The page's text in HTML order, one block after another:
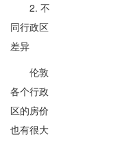
2. 不
同行政区
差异
伦敦
各个行政
区的房价
也有很大